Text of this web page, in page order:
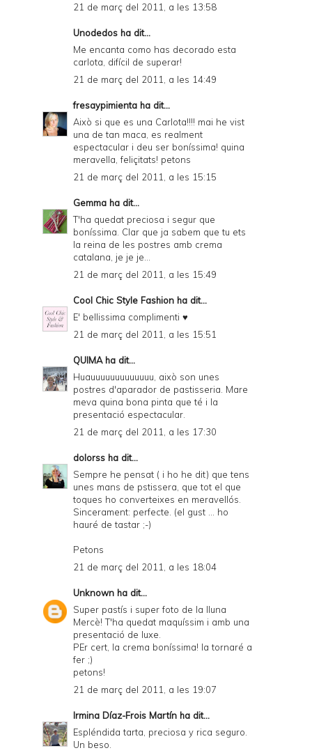
21 de març del 2011, a les 13:58
Unodedos ha dit...
Me encanta como has decorado esta
carlota, difícil de superar!
21 de març del 2011, a les 14:49
fresaypimienta ha dit...
Això si que es una Carlota!!!! mai he vist
una de tan maca, es realment
espectacular i deu ser boníssima! quina
meravella, feliçitats! petons
21 de març del 2011, a les 15:15
Gemma ha dit...
T'ha quedat preciosa i segur que
boníssima. Clar que ja sabem que tu ets
la reina de les postres amb crema
catalana, je je je...
21 de març del 2011, a les 15:49
Cool Chic Style Fashion ha dit...
E' bellissima complimenti ♥
21 de març del 2011, a les 15:51
QUIMAha dit...
Huauuuuuuuuuuuuu, això son unes
postres d'aparador de pastisseria. Mare
meva quina bona pinta que té i la
presentació espectacular.
21 de març del 2011, a les 17:30
dolorss ha dit...
Sempre he pensat ( i ho he dit) que tens
unes mans de pstissera, que tot el que
toques ho converteixes en meravellós.
Sincerament: perfecte. (el gust ... ho
hauré de tastar ;-)
Petons
21 de març del 2011, a les 18:04
Unknown ha dit...
Super pastís i super foto de la lluna
Mercè! T'ha quedat maquíssim i amb una
presentació de luxe.
PEr cert, la crema boníssima! la tornaré a
fer ;)
petons!
21 de març del 2011, a les 19:07
Irmina Díaz-Frois Martín ha dit...
Espléndida tarta, preciosa y rica seguro.
Un beso.